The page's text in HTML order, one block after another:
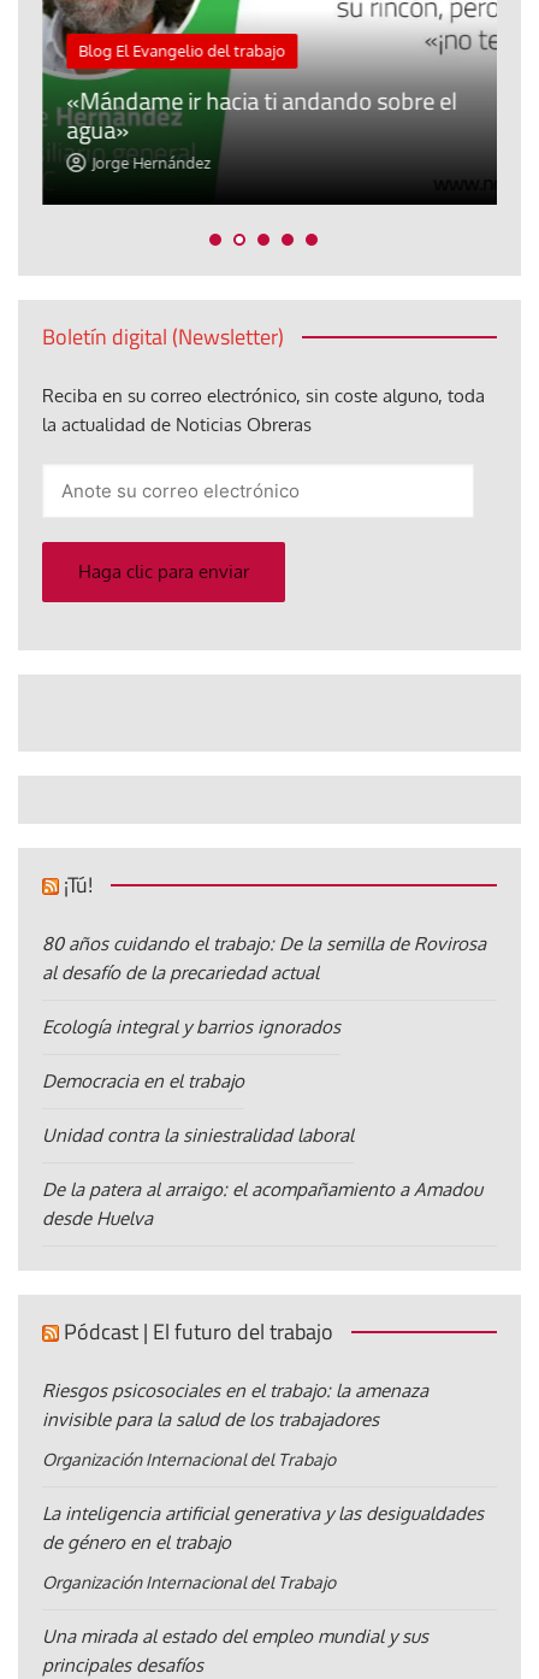
Blog El Evangelio del trabajo
«Mándame ir hacia ti andando sobre el
agua»
Jorge Hernández
Boletín digital (Newsletter)
Reciba en su correo electrónico, sin coste alguno, toda
la actualidad de Noticias Obreras
electrónico
Haga clic para enviar
¡Tú!
80 años cuidando el trabajo: De la semilla de Rovirosa
al desafío de la precariedad actual
Ecología integral y barrios ignorados
Democracia en el trabajo
Unidad contra la siniestralidad laboral
De la patera al arraigo: el acompañamiento a Amadou
desde Huelva
Pódcast | El futuro del trabajo
Riesgos psicosociales en el trabajo: la amenaza
invisible para la salud de los trabajadores
Organización Internacional del Trabajo
La inteligencia artificial generativa y las desigualdades
de género en el trabajo
Organización Internacional del Trabajo
Una mirada al estado del empleo mundial y sus
principales desafíos